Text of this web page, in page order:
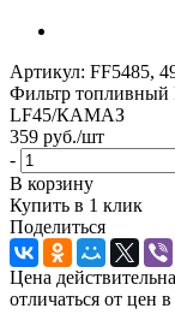
Артикул: FF5485,
Фильтр топливный
LF45/КАМАЗ
359 руб./шт
-
В корзину
Купить в 1 клик
Поделиться
Цена
отличаться от цен